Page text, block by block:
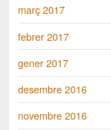
març 2017
febrer 2017
gener 2017
desembre 2016
novembre 2016